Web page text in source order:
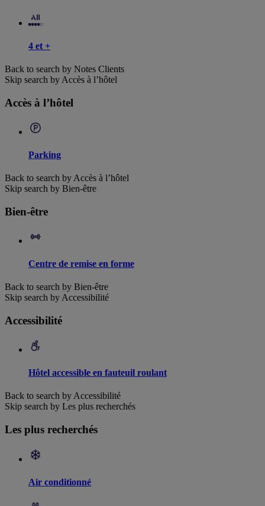
4 et +
Back to search by Notes Clients
Skip search by Accès à l’hôtel
Accès à l’hôtel
Parking
Back to search by Accès à l’hôtel
Skip search by Bien-être
Bien-être
Centre de remise en forme
Back to search by Bien-être
Skip search by Accessibilité
Accessibilité
Hôtel accessible en fauteuil roulant
Back to search by Accessibilité
Skip search by Les plus recherchés
Les plus recherchés
Air conditionné